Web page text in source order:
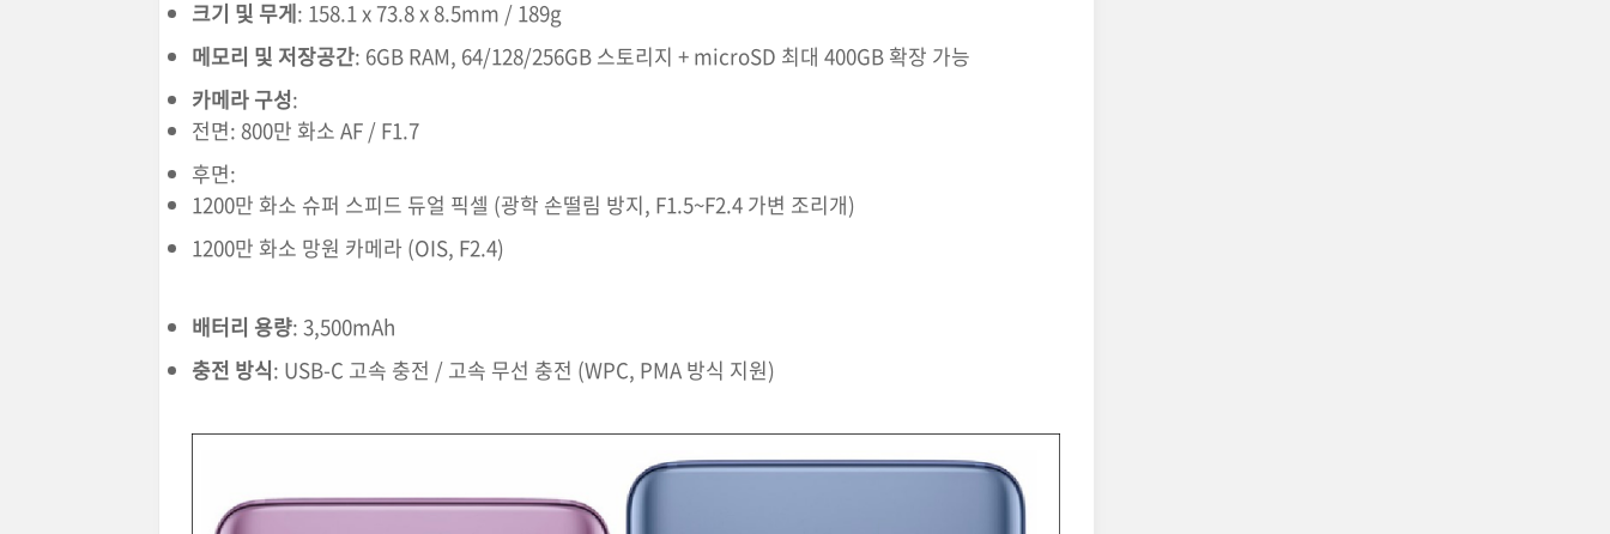
크기 및 무게: 158.1 x 73.8 x 8.5mm / 189g
메모리 및 저장공간: 6GB RAM, 64/128/256GB 스토리지 + microSD 최대 400GB 확장 가능
카메라 구성:
전면: 800만 화소 AF / F1.7
후면:
1200만 화소 슈퍼 스피드 듀얼 픽셀 (광학 손떨림 방지, F1.5~F2.4 가변 조리개)
1200만 화소 망원 카메라 (OIS, F2.4)
배터리 용량: 3,500mAh
충전 방식: USB-C 고속 충전 / 고속 무선 충전 (WPC, PMA 방식 지원)